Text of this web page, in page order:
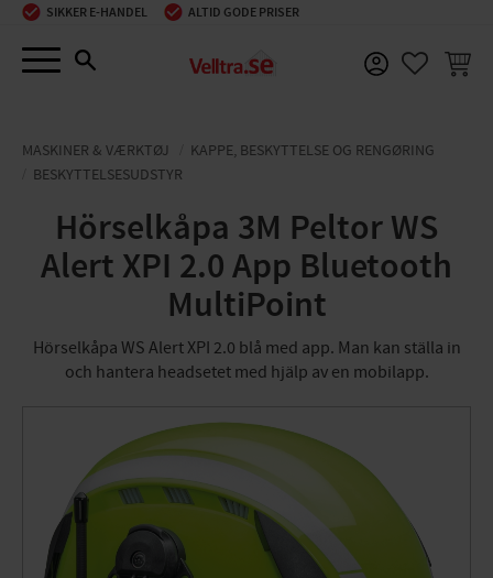
Menu
SIKKER E-HANDEL ALTID GODE PRISER
MASKINER & VÆRKTØJ
KAPPE, BESKYTTELSE OG RENGØRING
BESKYTTELSESUDSTYR
Hörselkåpa 3M Peltor WS
Alert XPI 2.0 App Bluetooth
MultiPoint
Hörselkåpa WS Alert XPI 2.0 blå med app. Man kan ställa in
och hantera headsetet med hjälp av en mobilapp.